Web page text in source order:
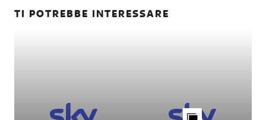
TI POTREBBE INTERESSARE